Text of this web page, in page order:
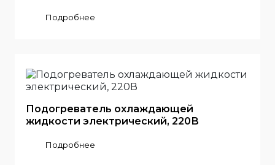
Подробнее
Подогреватель охлаждающей
жидкости электрический, 220В
Подробнее